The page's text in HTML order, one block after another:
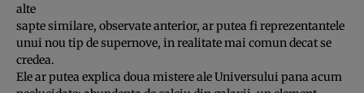
alte
sapte similare, observate anterior, ar putea fi reprezentantele
unui nou tip de supernove, in realitate mai comun decat se
credea.
Ele ar putea explica doua mistere ale Universului pana acum